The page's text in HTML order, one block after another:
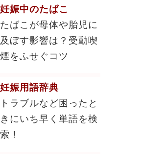
妊娠中のたばこ
たばこが母体や胎児に
及ぼす影響は？受動喫
煙をふせぐコツ
妊娠用語辞典
トラブルなど困ったと
きにいち早く単語を検
索！